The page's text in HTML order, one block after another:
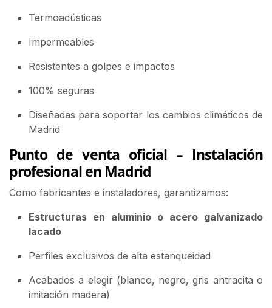
Termoacústicas
Impermeables
Resistentes a golpes e impactos
100% seguras
Diseñadas para soportar los cambios climáticos de
Madrid
Punto de venta oficial – Instalación
profesional en Madrid
Como fabricantes e instaladores, garantizamos:
Estructuras en aluminio o acero galvanizado
lacado
Perfiles exclusivos de alta estanqueidad
Acabados a elegir (blanco, negro, gris antracita o
imitación madera)